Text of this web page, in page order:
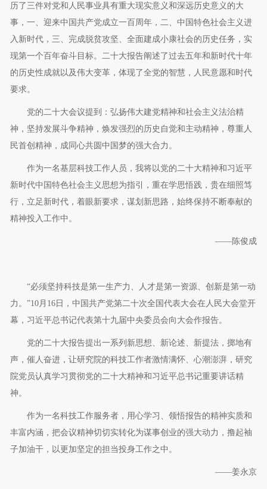
历了三件对党和人民事业具有重大现实意义和深远历史意义的大
事，一、迎来中国共产党成立一百周年，二、中国特色社会主义进
入新时代，三、完成脱贫攻坚、全面建成小康社会的历史任务，实
现第一个百年奋斗目标。二十大报告阐述了过去五年和新时代十年
的历史性成就以及伟大变革，体现了全党的智慧，人民意愿和时代
要求。
党的二十大会议提到：弘扬伟大建党精神和社会主义法治精
神，坚持发展斗争精神，焕发强烈的历史自觉和主动精神，尊重人
民首创精神，成同心共圆中国梦的强大合力。
作为一名基层科技工作人员，我将以党的二十大精神和习近平
新时代中国特色社会主义思想为指引，重在学思悟践，贵在细照笃
行，立足新时代，着眼新要求，谋划新思路，始终保持不断奉献的
精神投入工作中。
——陈俊成
“必须坚持科技是第一生产力、人才是第一资源、创新是第一动
力。”10月16日，中国共产党第二十次全国代表大会在人民大会堂开
幕，习近平总书记代表第十九届中央委员会向大会作报告。
党的二十大报告提出一系列新思想、新论述、新提法，掷地有
声，催人奋进，让研究院的科技工作者激情满怀、心潮澎湃，研究
院党员认真学习贯彻党的二十大精神和习近平总书记重要讲话精
神。
作为一名科技工作服务者，用心学习、领悟报告的精神实质和
丰富内涵，把会议精神切切实转化为谋事创业的强大动力，撸起袖
子加油干，以更加坚定的担当投身工作之中。
——姜永京